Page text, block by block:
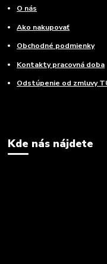
O nás
Ako nakupovať
Obchodné podmienky
Kontakty pracovná doba
Odstúpenie od zmluvy
Kde nás nájdete